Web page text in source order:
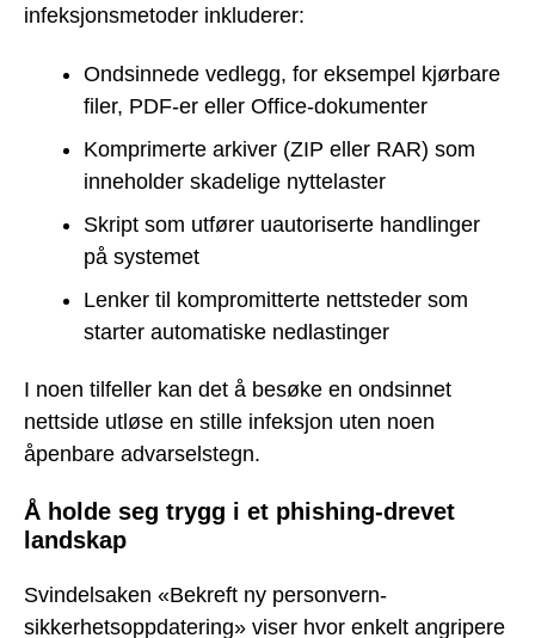
infeksjonsmetoder inkluderer:
Ondsinnede vedlegg, for eksempel kjørbare
filer, PDF-er eller Office-dokumenter
Komprimerte arkiver (ZIP eller RAR) som
inneholder skadelige nyttelaster
Skript som utfører uautoriserte handlinger
på systemet
Lenker til kompromitterte nettsteder som
starter automatiske nedlastinger
I noen tilfeller kan det å besøke en ondsinnet
nettside utløse en stille infeksjon uten noen
åpenbare advarselstegn.
Å holde seg trygg i et phishing-drevet
landskap
Svindelsaken «Bekreft ny personvern-
sikkerhetsoppdatering» viser hvor enkelt angripere